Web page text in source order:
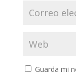
Guarda mi